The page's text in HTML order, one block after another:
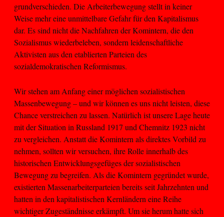
grundverschieden. Die Arbeiterbewegung stellt in keiner
Weise mehr eine unmittelbare Gefahr für den Kapitalismus
dar. Es sind nicht die Nachfahren der Komintern, die den
Sozialismus wiederbeleben, sondern leidenschaftliche
Aktivisten aus den etablierten Parteien des
sozialdemokratischen Reformismus.
Wir stehen am Anfang einer möglichen sozialistischen
Massenbewegung – und wir können es uns nicht leisten, diese
Chance verstreichen zu lassen. Natürlich ist unsere Lage heute
mit der Situation in Russland 1917 und Chemnitz 1923 nicht
zu vergleichen. Anstatt die Komintern als direktes Vorbild zu
nehmen, sollten wir versuchen, ihre Rolle innerhalb des
historischen Entwicklungsgefüges der sozialistischen
Bewegung zu begreifen. Als die Komintern gegründet wurde,
existierten Massenarbeiterparteien bereits seit Jahrzehnten und
hatten in den kapitalistischen Kernländern eine Reihe
wichtiger Zugeständnisse erkämpft. Um sie herum hatte sich